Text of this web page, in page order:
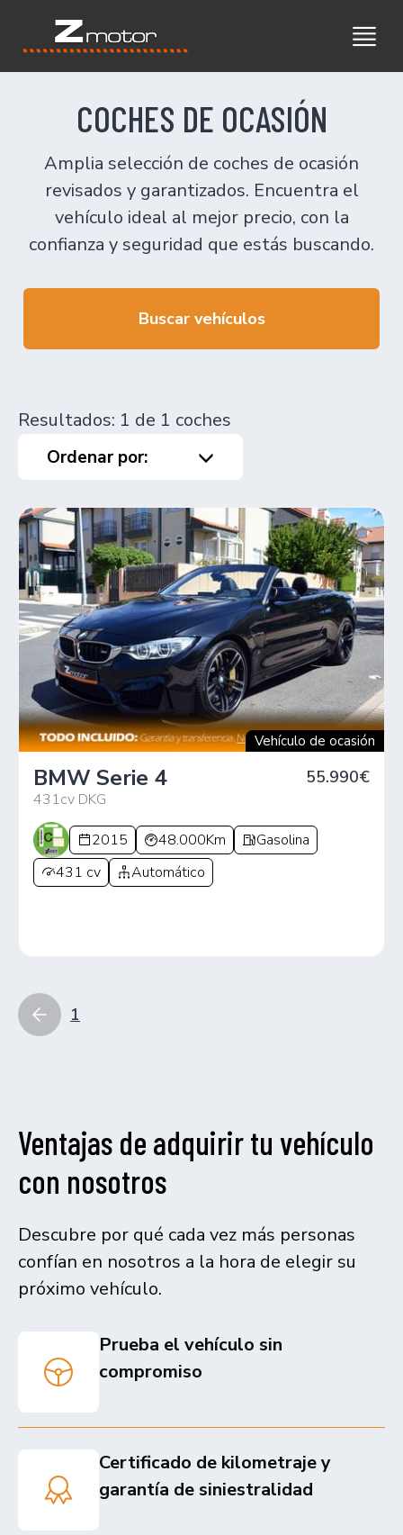
COCHES DE OCASIÓN
Amplia selección de coches de ocasión
revisados y garantizados. Encuentra el
vehículo ideal al mejor precio, con la
confianza y seguridad que estás buscando.
Buscar vehículos
Resultados: 1 de 1 coches
Ordenar por:
Vehículo de ocasión
BMW Serie 4
431cv DKG
55.990€
2015 48.000Km
Gasolina
431 cv
Automático
1
Ventajas de adquirir tu vehículo
con nosotros
Descubre por qué cada vez más personas
confían en nosotros a la hora de elegir su
próximo vehículo.
Prueba el vehículo sin
compromiso
Certificado de kilometraje y
garantía de siniestralidad